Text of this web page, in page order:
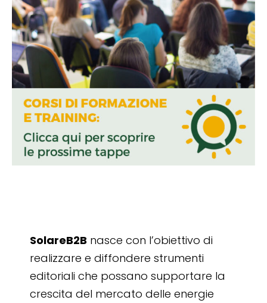
SolareB2B nasce con l’obiettivo di
realizzare e diffondere strumenti
editoriali che possano supportare la
crescita del mercato delle energie